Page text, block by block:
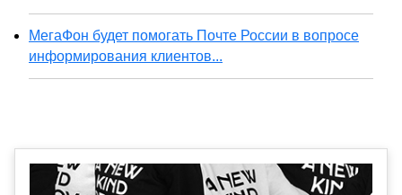
МегаФон будет помогать Почте России в вопросе
информирования клиентов...